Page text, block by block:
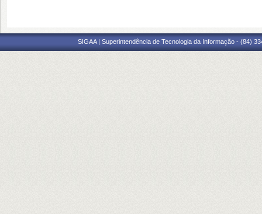
SIGAA | Superintendência de Tecnologia da Informação - (84)